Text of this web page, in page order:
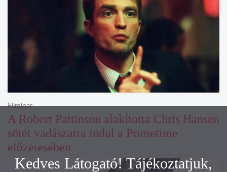
A Robert Pattinson alakította Chris Hansen
sötét vadászatra indul a Primetime
előzetesében
Filmipar
Kedves Látogató! Tájékoztatjuk,